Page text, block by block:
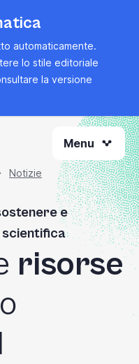
automaticamente.
lo stile editoriale
la versione
Menu
Notizie
e
scientifica
risorse